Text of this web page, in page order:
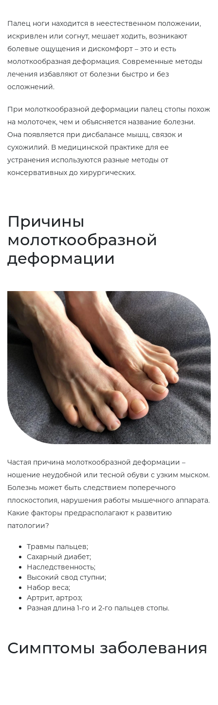
Палец ноги находится в неестественном положении,
искривлен или согнут, мешает ходить, возникают
болевые ощущения и дискомфорт – это и есть
молоткообразная деформация. Современные методы
лечения избавляют от болезни быстро и без
осложнений.
При молоткообразной деформации палец стопы похож
на молоточек, чем и объясняется название болезни.
Она появляется при дисбалансе мышц, связок и
сухожилий. В медицинской практике для ее
устранения используются разные методы от
консервативных до хирургических.
Причины
молоткообразной
деформации
Частая причина молоткообразной деформации –
ношение неудобной или тесной обуви с узким мыском.
Болезнь может быть следствием поперечного
плоскостопия, нарушения работы мышечного аппарата.
Какие факторы предрасполагают к развитию
патологии?
Травмы пальцев;
Сахарный диабет;
Наследственность;
Высокий свод ступни;
Набор веса;
Артрит, артроз;
Разная длина 1-го и 2-го пальцев стопы.
Симптомы заболевания